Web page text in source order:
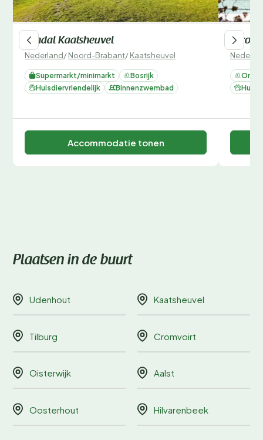
Landal Kaatsheuvel
Nederland/Noord-Brabant/Kaatsheuvel
Supermarkt/minimarkt
Bosrijk
Huisdiervriendelijk
Binnenzwembad
Accommodatie tonen
Plaatsen in de buurt
Udenhout Kaatsheuvel
Tilburg Cromvoirt
Oisterwijk Aalst
Oosterhout Hilvarenbeek